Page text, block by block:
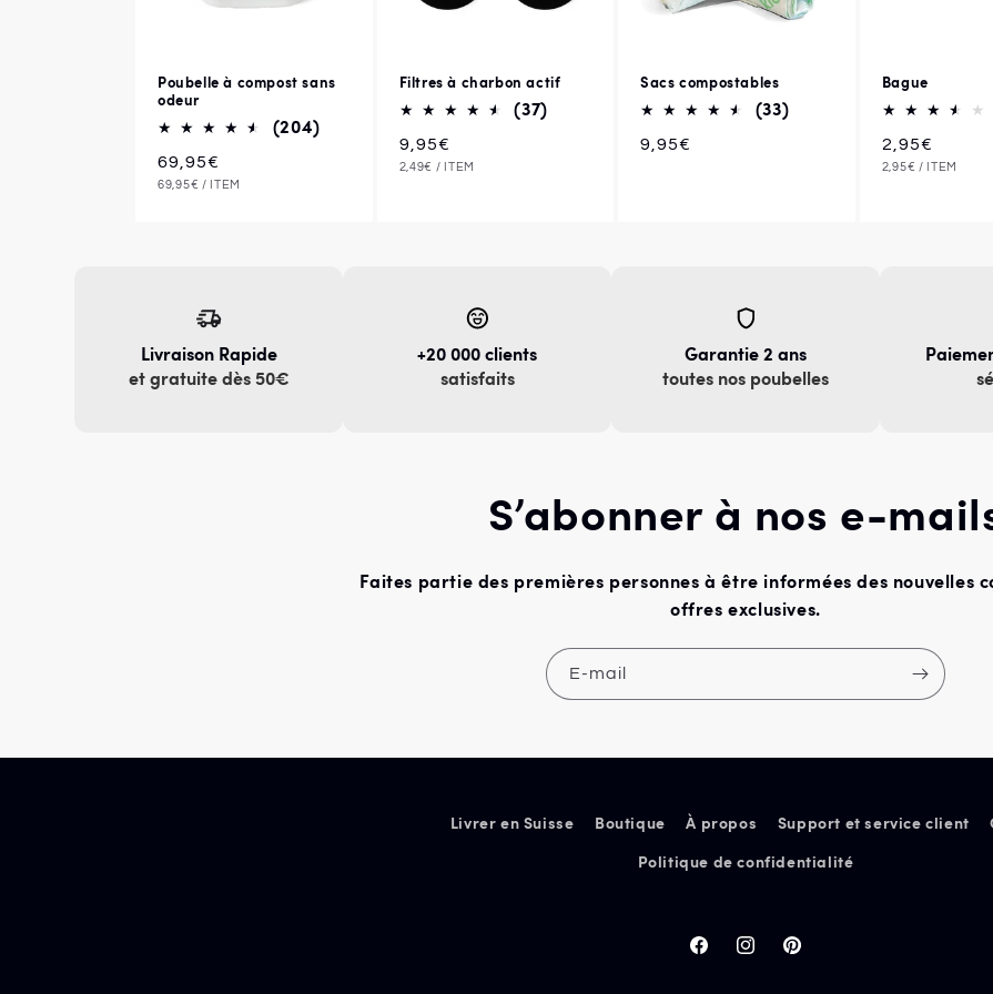
Poubelle à compost sans
odeur
(204)
Prix
habituel
69,95€
PRIX
69,95€ / PAR
ITEM
Filtres à charbon actif
(37)
Prix
habituel
9,95€
PRIX
2,49€ / PAR
ITEM
Sacs compostables
(33)33
Prix
9,95€
Bague
Prix
habituel
2,95€
PRIX
2,95€ / PAR
ITEM
Livraison Rapide
et gratuite dès 50€
+20 000 clients
satisfaits
Garantie 2 ans
toutes nos poubelles
S’abonner à nos e-
Faites partie des premières personnes à être informées des nouvelles
offres exclusives.
E-mail
Livrer en Suisse Boutique À propos Support et service client
Politique de confidentialité
FacebookInstagramPinterest